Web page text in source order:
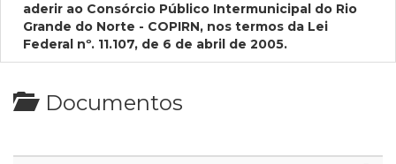
aderir ao Consórcio Público Intermunicipal do Rio
Grande do Norte - COPIRN, nos termos da Lei
Federal nº. 11.107, de 6 de abril de 2005.
Documentos